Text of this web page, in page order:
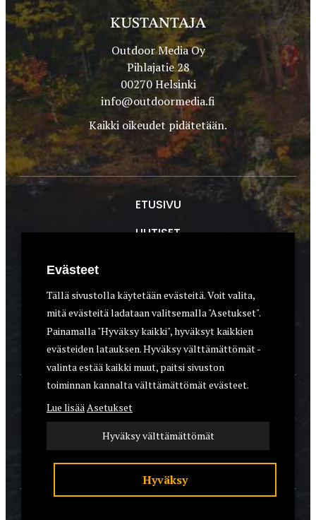
KUSTANTAJA
Outdoor Media Oy
Pihlajatie 28
00270 Helsinki
info@outdoormedia.fi
Kaikki oikeudet pidätetään.
ETUSIVU
UUTISET
ASEET & OPTIIKKA
VARUSTEET
KOIRAT
YHTEYSTIEDOT
REKISTERISELOSTE
EVÄSTEET
Evästeet
Tällä sivustolla käytetään evästeitä. Voit valita,
mitä evästeitä ladataan valitsemalla "Asetukset".
Painamalla "Hyväksy kaikki", hyväksyt kaikkien
evästeiden latauksen. Hyväksy välttämättömät -
valinta estää kaikki muut, paitsi sivuston
toiminnan kannalta välttämättömät evästeet.
Lue lisääAsetukset
Hyväksy välttämättömät
Hyväksy